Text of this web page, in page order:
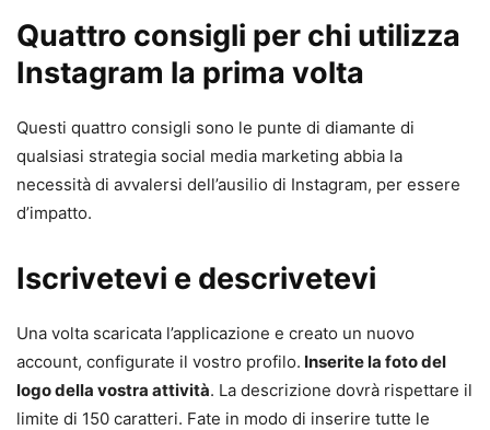
Quattro consigli per chi utilizza
Instagram la prima volta
Questi quattro consigli sono le punte di diamante di
qualsiasi strategia social media marketing abbia la
necessità di avvalersi dell’ausilio di Instagram, per essere
d’impatto.
Iscrivetevi e descrivetevi
Una volta scaricata l’applicazione e creato un nuovo
account, configurate il vostro profilo. Inserite la foto del
logo della vostra attività. La descrizione dovrà rispettare il
limite di 150 caratteri. Fate in modo di inserire tutte le